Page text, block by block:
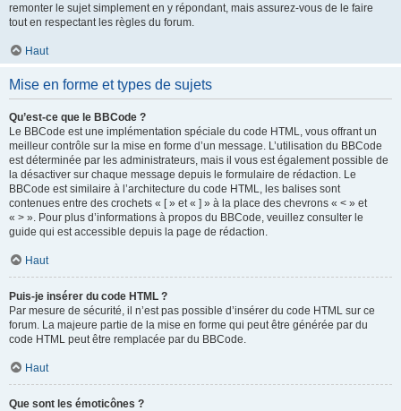
remonter le sujet simplement en y répondant, mais assurez-vous de le faire
tout en respectant les règles du forum.
Haut
Mise en forme et types de sujets
Qu’est-ce que le BBCode ?
Le BBCode est une implémentation spéciale du code HTML, vous offrant un
meilleur contrôle sur la mise en forme d’un message. L’utilisation du BBCode
est déterminée par les administrateurs, mais il vous est également possible de
la désactiver sur chaque message depuis le formulaire de rédaction. Le
BBCode est similaire à l’architecture du code HTML, les balises sont
contenues entre des crochets « [ » et « ] » à la place des chevrons « < » et
« > ». Pour plus d’informations à propos du BBCode, veuillez consulter le
guide qui est accessible depuis la page de rédaction.
Haut
Puis-je insérer du code HTML ?
Par mesure de sécurité, il n’est pas possible d’insérer du code HTML sur ce
forum. La majeure partie de la mise en forme qui peut être générée par du
code HTML peut être remplacée par du BBCode.
Haut
Que sont les émoticônes ?